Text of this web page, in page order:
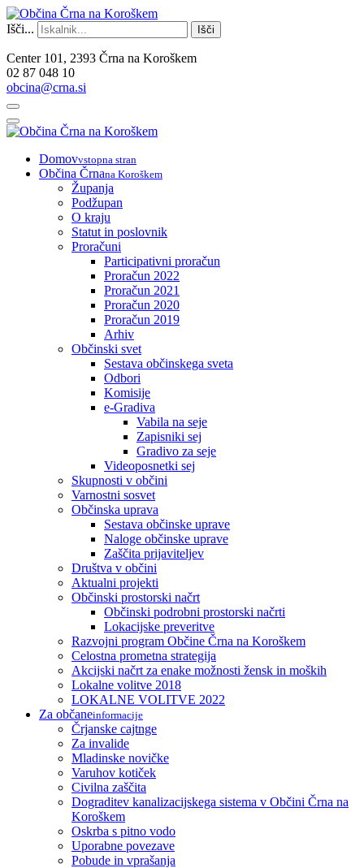
Išči... Išči
Center 101, 2393 Črna na Koroškem
02 87 048 10
obcina@crna.si
Domovvstopna stran
Občina Črnana Koroškem
Županja
Podžupan
O kraju
Statut in poslovnik
Proračuni
Participativni proračun
Proračun 2022
Proračun 2021
Proračun 2020
Proračun 2019
Arhiv
Občinski svet
Sestava občinskega sveta
Odbori
Komisije
e-Gradiva
Vabila na seje
Zapisniki sej
Gradivo za seje
Videoposnetki sej
Skupnosti v občini
Varnostni sosvet
Občinska uprava
Sestava občinske uprave
Naloge občinske uprave
Zaščita prijaviteljev
Društva v občini
Aktualni projekti
Občinski prostorski načrt
Občinski podrobni prostorski načrti
Lokacijske preveritve
Razvojni program Občine Črna na Koroškem
Celostna prometna strategija
Akcijski načrt za enake možnosti žensk in moških
Lokalne volitve 2018
LOKALNE VOLITVE 2022
Za občaneinformacije
Črjanske cajtnge
Za invalide
Mladinske novičke
Varuhov kotiček
Civilna zaščita
Dograditev kanalizacijskega sistema v Občini Črna na
Koroškem
Oskrba s pitno vodo
Uporabne povezave
Pobude in vprašanja